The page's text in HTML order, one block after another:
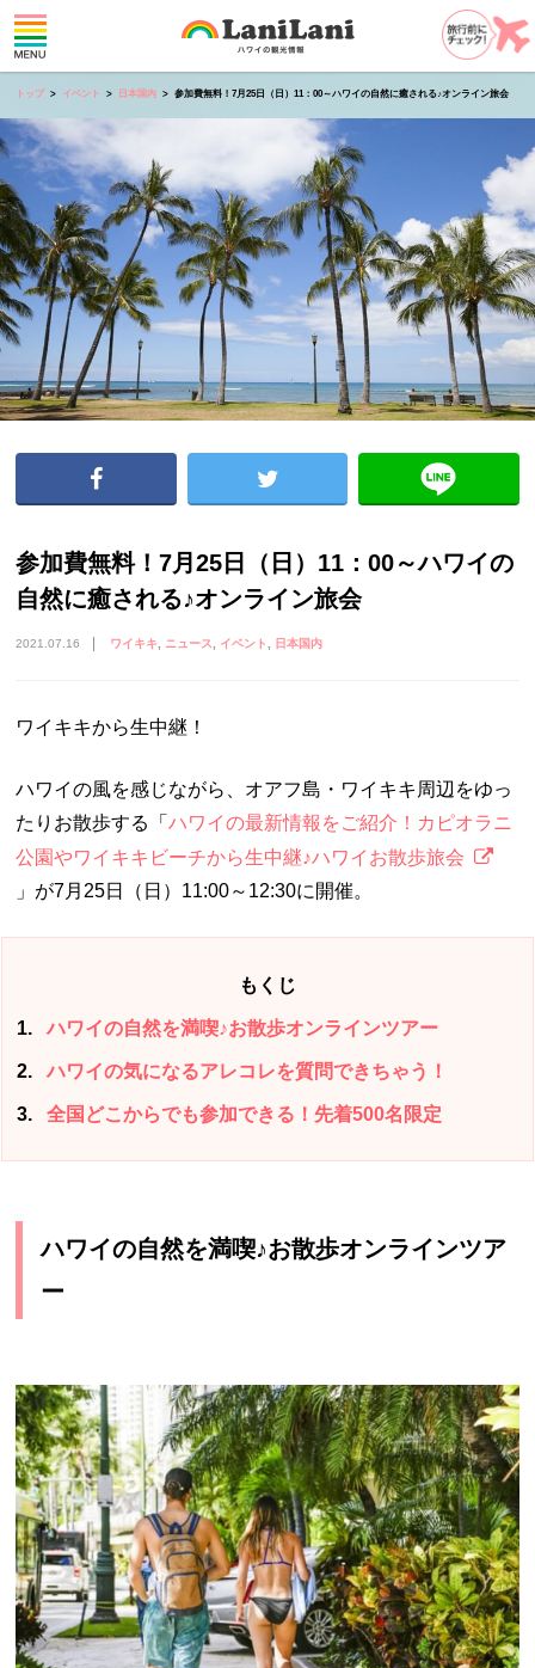
トップ イベント 日本国内 参加費無料！7月25日（日）11：00～ハワイの自然に癒される♪オンライン旅会
参加費無料！7月25日（日）11：00～ハワイの
自然に癒される♪オンライン旅会
2021.07.16 ワイキキ ニュース イベント 日本国内
ワイキキから生中継！
ハワイの風を感じながら、オアフ島・ワイキキ周辺をゆっ
たりお散歩する「ハワイの最新情報をご紹介！カピオラニ
公園やワイキキビーチから生中継♪ハワイお散歩旅会
」が7月25日（日）11:00～12:30に開催。
もくじ
1 ハワイの自然を満喫♪お散歩オンラインツアー
2 ハワイの気になるアレコレを質問できちゃう！
3 全国どこからでも参加できる！先着500名限定
ハワイの自然を満喫♪お散歩オンラインツア
ー